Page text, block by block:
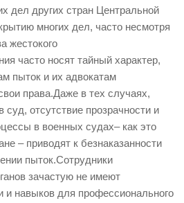
дел других стран Центральной
многих дел, часто несмотря
жестокого
часто носят тайный характер,
пыток и их адвокатам
права.Даже в тех случаях,
суд, отсутствие прозрачности и
в военных судах– как это
– приводят к безнаказанности
пыток.Сотрудники
зачастую не имеют
и навыков для профессионального